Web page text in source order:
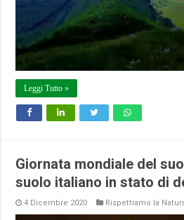
Leggi Tutto »
Giornata mondiale del
suolo italiano in stato di
4 Dicembre 2020 Rispettiamo la